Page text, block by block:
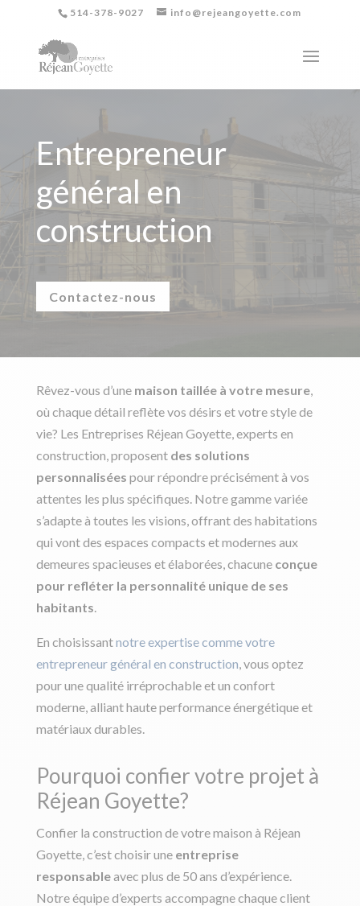
514-378-9027 info@rejeangoyette.com
Entrepreneur
général en
construction
Contactez-nous
Rêvez-vous d’une maison taillée à votre mesure,
où chaque détail reflète vos désirs et votre style de
vie? Les Entreprises Réjean Goyette, experts en
construction, proposent des solutions
personnalisées pour répondre précisément à vos
attentes les plus spécifiques. Notre gamme variée
s’adapte à toutes les visions, offrant des habitations
qui vont des espaces compacts et modernes aux
demeures spacieuses et élaborées, chacune conçue
pour refléter la personnalité unique de ses
habitants
En choisissantnotre expertise comme votre
entrepreneur général en construction , vous optez
pour une qualité irréprochable et un confort
moderne, alliant haute performance énergétique et
matériaux durables.
Pourquoi confier votre projet à
Réjean Goyette?
Confier la construction de votre maison à Réjean
Goyette, c’est choisir une entreprise
responsableavec plus de 50 ans d’expérience.
Notre équipe d’experts accompagne chaque client